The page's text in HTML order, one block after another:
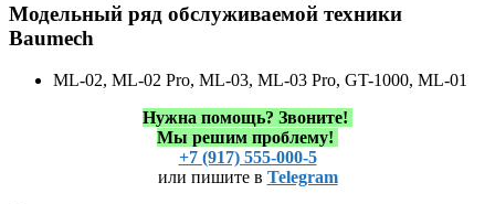
Модельный ряд обслуживаемой техники
Baumech
ML-02, ML-02 Pro, ML-03, ML-03 Pro, GT-1000, ML-01
Нужна помощь? Звоните!
Мы решим проблему!
+7 (917) 555-000-5
или пишите в Telegram